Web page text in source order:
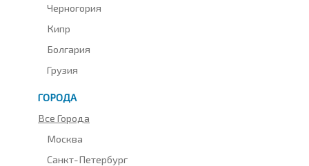
Черногория
Кипр
Болгария
Грузия
ГОРОДА
Все Города
Москва
Санкт-Петербург